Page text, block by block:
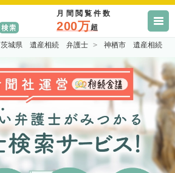
月間閲覧件数
200万超
茨城県 遺産相続 弁護士 神栖市 遺産相続